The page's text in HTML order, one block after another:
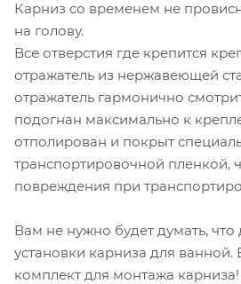
Карниз со временем не
на голову.
Все отверстия где крепится
отражатель из нержавеющей
отражатель гармонично
подогнан максимально к
отполирован и покрыт
транспортировочной пленкой,
повреждения при
Вам не нужно будет думать, что
установки карниза для ванной.
комплект для монтажа карниза!